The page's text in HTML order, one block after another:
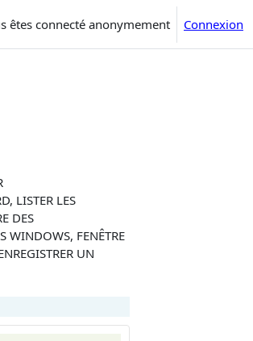
êtes connecté anonymement Connexion
LISTER LES
DES
WINDOWS, FENÊTRE
UN